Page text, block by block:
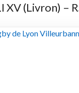
(Livron) –
de Lyon